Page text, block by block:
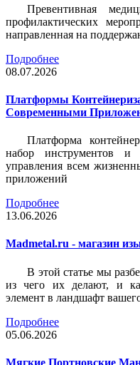
Превентивная
профилактических
направленная на
Подробнее
08.07.2026
Платформы
Современными
Платформа
набор инструментов и
управления всем
приложений
Подробнее
13.06.2026
Madmetal.ru - магазин
В этой статье мы
из чего их делают, и
элемент в ландшафт
Подробнее
05.06.2026
Мягкие Портновские